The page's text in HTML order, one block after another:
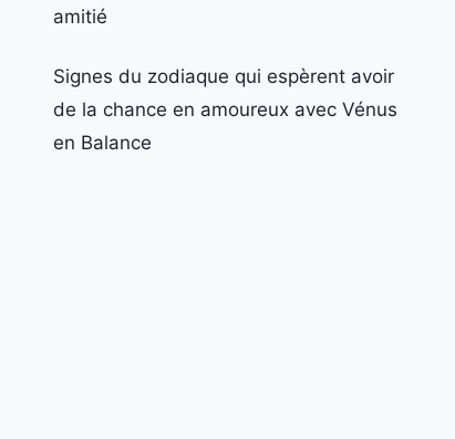
amitié
Signes du zodiaque qui espèrent avoir
de la chance en amoureux avec Vénus
en Balance